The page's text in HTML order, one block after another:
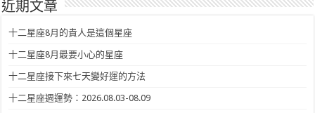
近期文章
十二星座8月的貴人是這個星座
十二星座8月最要小心的星座
十二星座接下來七天變好運的方法
十二星座週運勢：2026.08.03-08.09